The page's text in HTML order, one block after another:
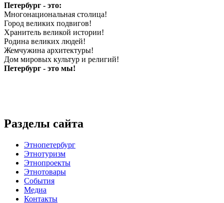
Петербург - это:
Многонациональная столица!
Город великих подвигов!
Хранитель великой истории!
Родина великих людей!
Жемчужина архитектуры!
Дом мировых культур и религий!
Петербург - это мы!
Разделы сайта
Этнопетербург
Этнотуризм
Этнопроекты
Этнотовары
События
Медиа
Контакты